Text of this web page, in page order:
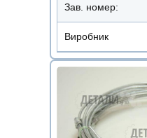
Зав. номер:
Виробник